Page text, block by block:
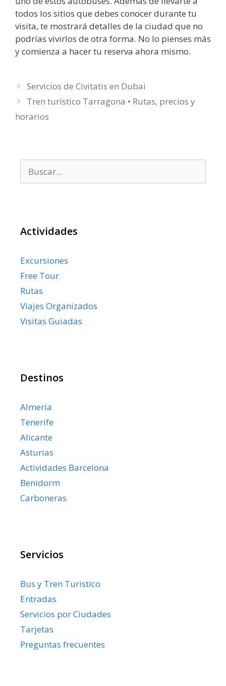
todos los sitios que debes conocer durante tu
visita, te mostrará detalles de la ciudad que no
podrías vivirlos de otra forma. No lo pienses más
y comienza a hacer tu reserva ahora mismo.
Servicios de Civitatis en Dubai
Tren turístico Tarragona • Rutas, precios y
horarios
Actividades
Excursiones
Free Tour
Rutas
Viajes Organizados
Visitas Guiadas
Destinos
Almería
Tenerife
Alicante
Asturias
Actividades Barcelona
Benidorm
Carboneras
Servicios
Bus y Tren Turistico
Entradas
Servicios por Ciudades
Tarjetas
Preguntas frecuentes